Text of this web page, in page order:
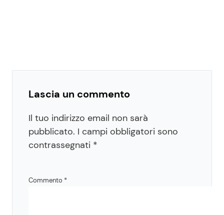
Lascia un commento
Il tuo indirizzo email non sarà
pubblicato. I campi obbligatori sono
contrassegnati *
Commento *